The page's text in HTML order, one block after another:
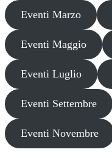
Eventi Marzo
Eventi Maggio
Eventi Luglio
Eventi Settembre
Eventi Novembre